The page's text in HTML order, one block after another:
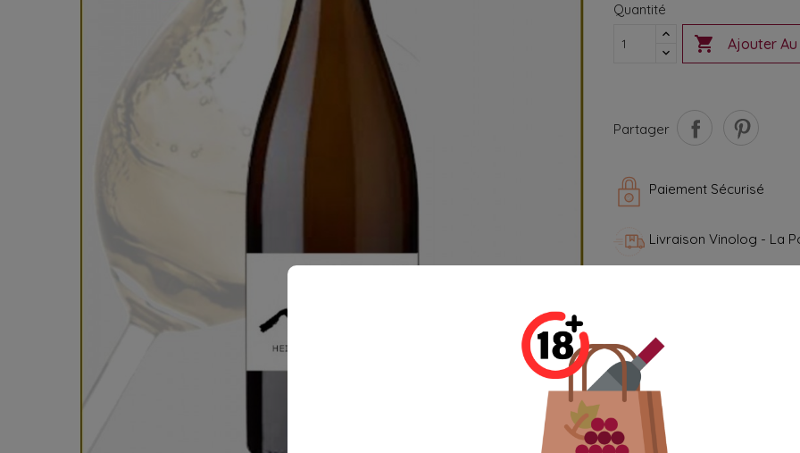
Quantité
 Ajouter
Partager
Paiement Sécurisé
Livraison Vinolog - La